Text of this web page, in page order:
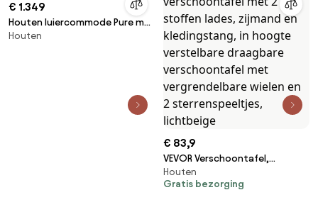
€ 1.349
Houten luiercommode Pure met
laden
Houten
€ 83,9
VEVOR Verschoontafel,
opvouwbare verschoontafel
met 2 stoffen lades, zijmand
Houten
Gratis bezorging